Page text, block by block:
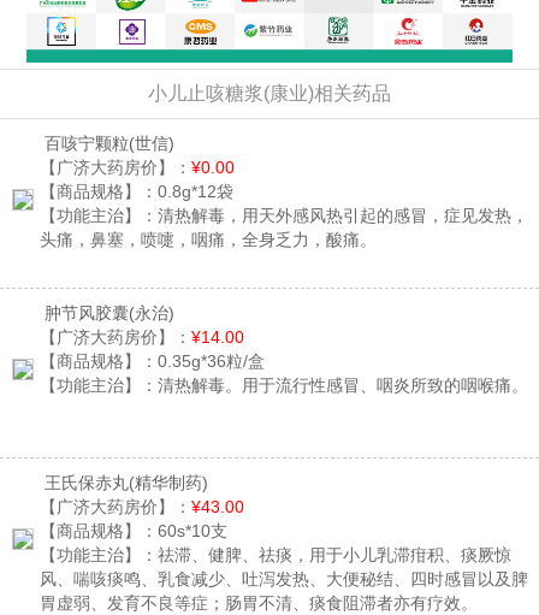
小儿止咳糖浆(康业)相关药品
百咳宁颗粒(世信)
【广济大药房价】： ¥0.00
【商品规格】： 0.8g*12袋
【功能主治】： 清热解毒，用天外感风热引起的感冒，症见发热，
头痛，鼻塞，喷嚏，咽痛，全身乏力，酸痛。
肿节风胶囊(永治)
【广济大药房价】： ¥14.00
【商品规格】： 0.35g*36粒/盒
【功能主治】： 清热解毒。用于流行性感冒、咽炎所致的咽喉痛。
王氏保赤丸(精华制药)
【广济大药房价】： ¥43.00
【商品规格】： 60s*10支
【功能主治】： 祛滞、健脾、祛痰，用于小儿乳滞疳积、痰厥惊
风、喘咳痰鸣、乳食减少、吐泻发热、大便秘结、四时感冒以及脾
胃虚弱、发育不良等症；肠胃不清、痰食阻滞者亦有疗效。